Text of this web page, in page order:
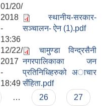
01/20/
2018
-
13:36
स्थानीय-सरकार-
सञ्चालन- ऐन (1).pdf
12/22/
2017
-
18:49
चामुण्डा विन्द्रसैनी
नगरपालिकाका जन
प्रतिनिधिहरुको अाचार
सँहिता.pdf
… 26
27